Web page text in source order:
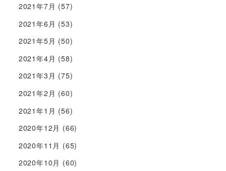
2021年7月 (57)
2021年6月 (53)
2021年5月 (50)
2021年4月 (58)
2021年3月 (75)
2021年2月 (60)
2021年1月 (56)
2020年12月 (66)
2020年11月 (65)
2020年10月 (60)